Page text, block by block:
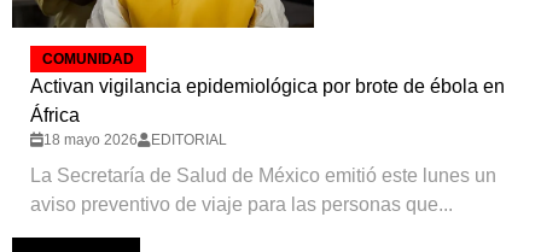
COMUNIDAD
Activan vigilancia epidemiológica por brote de ébola en
África
18 mayo 2026 EDITORIAL
La Secretaría de Salud de México emitió este lunes un
aviso preventivo de viaje para las personas que...